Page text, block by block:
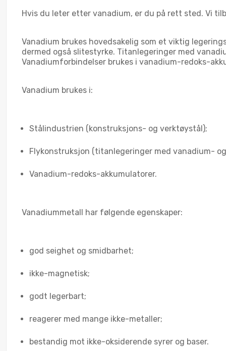
Hvis du leter etter vanadium, er du på rett sted. Vi
Vanadium brukes hovedsakelig som et viktig
dermed også slitestyrke. Titanlegeringer med
Vanadiumforbindelser brukes i vanadium-redoks-
Vanadium brukes i:
Stålindustrien (konstruksjons- og verktøystål);
Flykonstruksjon (titanlegeringer med vanadium-
Vanadium-redoks-akkumulatorer.
Vanadiummetall har følgende egenskaper:
god seighet og smidbarhet;
ikke-magnetisk;
godt legerbart;
reagerer med mange ikke-metaller;
bestandig mot ikke-oksiderende syrer og baser.